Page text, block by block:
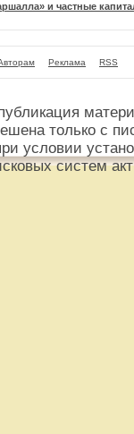
и частные
Реклама RSS
только с
условии
систем